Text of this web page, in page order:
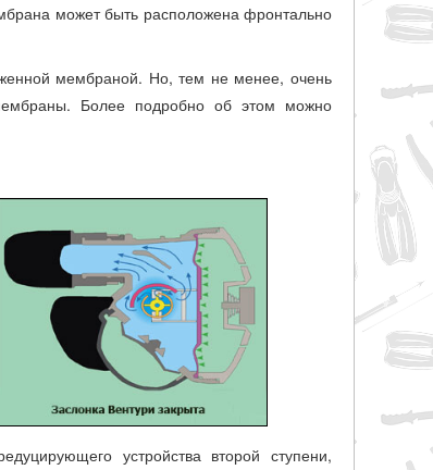
может быть расположена фронтально
мембраной. Но, тем не менее, очень
Более подробно об этом можно
устройства второй ступени,